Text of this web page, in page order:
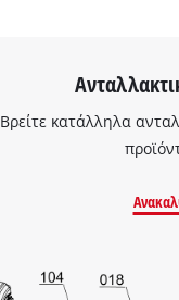
Βρείτε κατάλληλα